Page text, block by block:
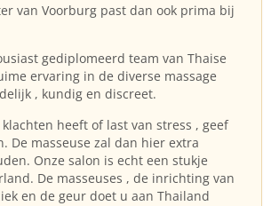
van Voorburg past dan ook prima bij
gediplomeerd team van Thaise
ervaring in de diverse massage
, kundig en discreet.
heeft of last van stress , geef
De masseuse zal dan hier extra
Onze salon is echt een stukje
De masseuses , de inrichting van
en de geur doet u aan Thailand